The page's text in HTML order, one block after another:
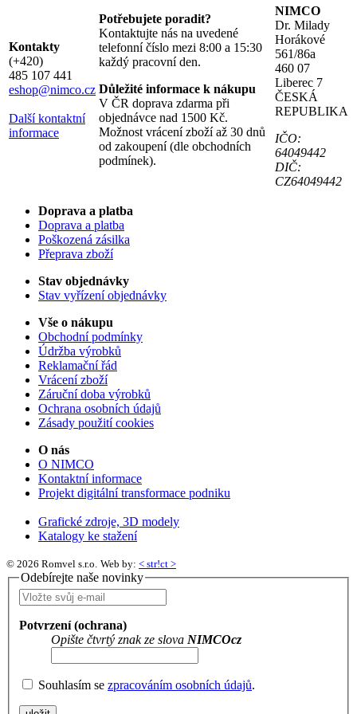
Kontakty
(+420)
485 107 441
eshop@nimco.cz
Další kontaktní
informace
Potřebujete poradit?
Kontaktujte nás na uvedené
telefonní číslo mezi 8:00 a 15:30
každý pracovní den.
Důležité informace k nákupu
V ČR doprava zdarma při
objednávce nad 1500 Kč.
Možnost vrácení zboží až 30 dnů
od zakoupení (dle obchodních
podmínek).
NIMCO
Dr. Milady
Horákové
561/86a
460 07
Liberec 7
ČESKÁ
REPUBLIKA
IČO:
64049442
DIČ:
CZ64049442
Doprava a platba
Doprava a platba
Poškozená zásilka
Přeprava zboží
Stav objednávky
Stav vyřízení objednávky
Vše o nákupu
Obchodní podmínky
Údržba výrobků
Reklamační řád
Vrácení zboží
Záruční doba výrobků
Ochrana osobních údajů
Zásady použití cookies
O nás
O NIMCO
Kontaktní informace
Projekt digitální transformace podniku
Grafické zdroje, 3D modely
Katalogy ke stažení
© 2026 Romvel s.r.o. Web by: < str!ct >
Odebírejte naše novinky
Potvrzení (ochrana)
Opište čtvrtý znak ze slova NIMCOcz
Souhlasím se zpracováním osobních údajů.